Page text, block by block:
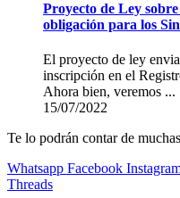
Proyecto de Ley
obligación para los
El proyecto de ley
inscripción en el
Ahora bien, veremos ...
15/07/2022
Te lo podrán contar de
Whatsapp Facebook
Threads